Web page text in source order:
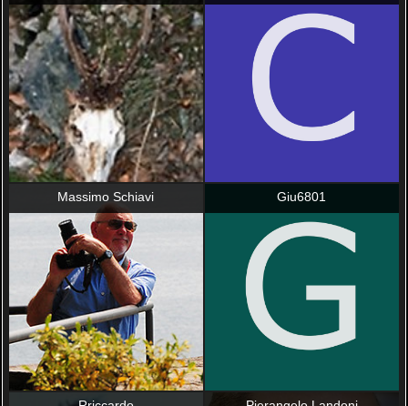
Massimo Schiavi Giu6801